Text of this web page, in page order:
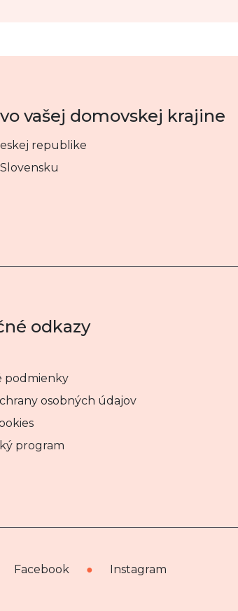
vašej domovskej krajine
republike
odkazy
podmienky
osobných údajov
program
Facebook ● Instagram